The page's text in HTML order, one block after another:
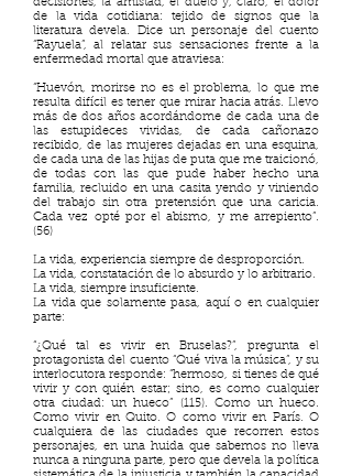
decisiones, la amistad, el duelo y, claro, el dolor
de la vida cotidiana: tejido de signos que la
literatura devela. Dice un personaje del cuento
“Rayuela”, al relatar sus sensaciones frente a la
enfermedad mortal que atraviesa:
“Huevón, morirse no es el problema, lo que me
resulta difícil es tener que mirar hacia atrás. Llevo
más de dos años acordándome de cada una de
las estupideces vividas, de cada cañonazo
recibido, de las mujeres dejadas en una esquina,
de cada una de las hijas de puta que me traicionó,
de todas con las que pude haber hecho una
familia, recluido en una casita yendo y viniendo
del trabajo sin otra pretensión que una caricia.
Cada vez opté por el abismo, y me arrepiento”.
(56)
La vida, experiencia siempre de desproporción.
La vida, constatación de lo absurdo y lo arbitrario.
La vida, siempre insuficiente.
La vida que solamente pasa, aquí o en cualquier
parte:
“¿Qué tal es vivir en Bruselas?”, pregunta el
protagonista del cuento “Qué viva la música”, y su
interlocutora responde: “hermoso, si tienes de qué
vivir y con quién estar; sino, es como cualquier
otra ciudad: un hueco” (115). Como un hueco.
Como vivir en Quito. O como vivir en París. O
cualquiera de las ciudades que recorren estos
personajes, en una huida que sabemos no lleva
nunca a ninguna parte, pero que devela la política